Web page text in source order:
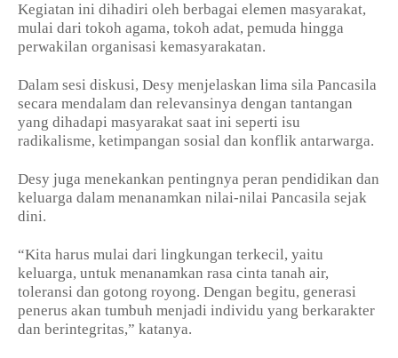
Kegiatan ini dihadiri oleh berbagai elemen masyarakat,
mulai dari tokoh agama, tokoh adat, pemuda hingga
perwakilan organisasi kemasyarakatan.
Dalam sesi diskusi, Desy menjelaskan lima sila Pancasila
secara mendalam dan relevansinya dengan tantangan
yang dihadapi masyarakat saat ini seperti isu
radikalisme, ketimpangan sosial dan konflik antarwarga.
Desy juga menekankan pentingnya peran pendidikan dan
keluarga dalam menanamkan nilai-nilai Pancasila sejak
dini.
“Kita harus mulai dari lingkungan terkecil, yaitu
keluarga, untuk menanamkan rasa cinta tanah air,
toleransi dan gotong royong. Dengan begitu, generasi
penerus akan tumbuh menjadi individu yang berkarakter
dan berintegritas,” katanya.